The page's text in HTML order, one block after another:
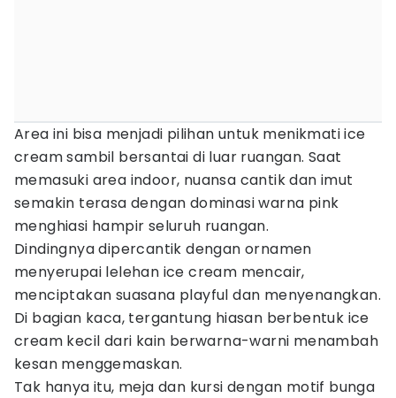
Area ini bisa menjadi pilihan untuk menikmati ice
cream sambil bersantai di luar ruangan. Saat
memasuki area indoor, nuansa cantik dan imut
semakin terasa dengan dominasi warna pink
menghiasi hampir seluruh ruangan.
Dindingnya dipercantik dengan ornamen
menyerupai lelehan ice cream mencair,
menciptakan suasana playful dan menyenangkan.
Di bagian kaca, tergantung hiasan berbentuk ice
cream kecil dari kain berwarna-warni menambah
kesan menggemaskan.
Tak hanya itu, meja dan kursi dengan motif bunga